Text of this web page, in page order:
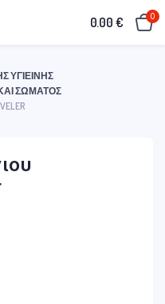
0.00€ 0
ΥΓΙΕΙΝΉΣ
ΣΏΜΑΤΟΣ